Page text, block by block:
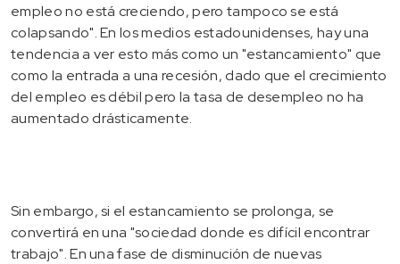
empleo no está creciendo, pero tampoco se está
colapsando". En los medios estadounidenses, hay una
tendencia a ver esto más como un "estancamiento" que
como la entrada a una recesión, dado que el crecimiento
del empleo es débil pero la tasa de desempleo no ha
aumentado drásticamente.
Sin embargo, si el estancamiento se prolonga, se
convertirá en una "sociedad donde es difícil encontrar
trabajo". En una fase de disminución de nuevas